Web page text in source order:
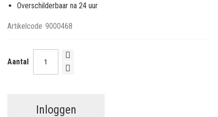
Overschilderbaar na 24 uur
Artikelcode 9000468
Aantal
Inloggen